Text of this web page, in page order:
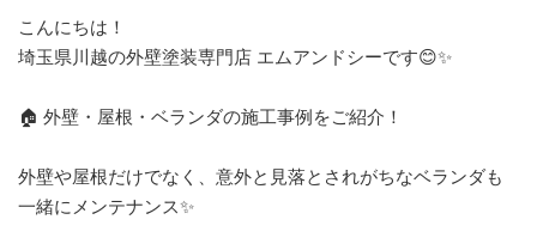
こんにちは！
埼玉県川越の外壁塗装専門店 エムアンドシーです😊✨
🏠 外壁・屋根・ベランダの施工事例をご紹介！
外壁や屋根だけでなく、意外と見落とされがちなベランダも
一緒にメンテナンス✨